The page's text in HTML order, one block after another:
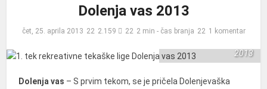
Dolenja vas 2013
čet, 25. aprila 2013 2.159 2 min - čas branja 1 komentar
1. tek rekreativne
2013
Dolenja vas – S prvim tekom, se je pričela Dolenjevaška